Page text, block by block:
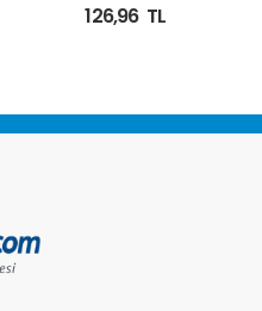
126,96 TL